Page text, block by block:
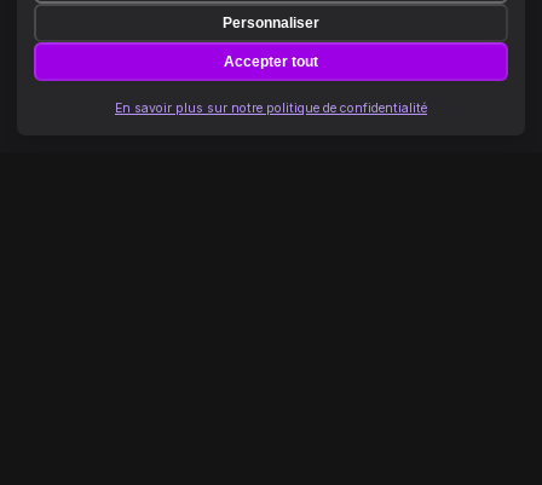
Personnaliser
Accepter tout
En savoir plus sur notre politique de confidentialité